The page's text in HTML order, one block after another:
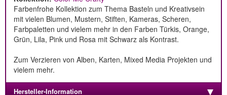
Farbenfrohe Kollektion zum Thema Basteln und Kreativsein
mit vielen Blumen, Mustern, Stiften, Kameras, Scheren,
Farbpaletten und vielem mehr in den Farben Türkis, Orange,
Grün, Lila, Pink und Rosa mit Schwarz als Kontrast.
Zum Verzieren von Alben, Karten, Mixed Media Projekten und
vielem mehr.
Hersteller-Information